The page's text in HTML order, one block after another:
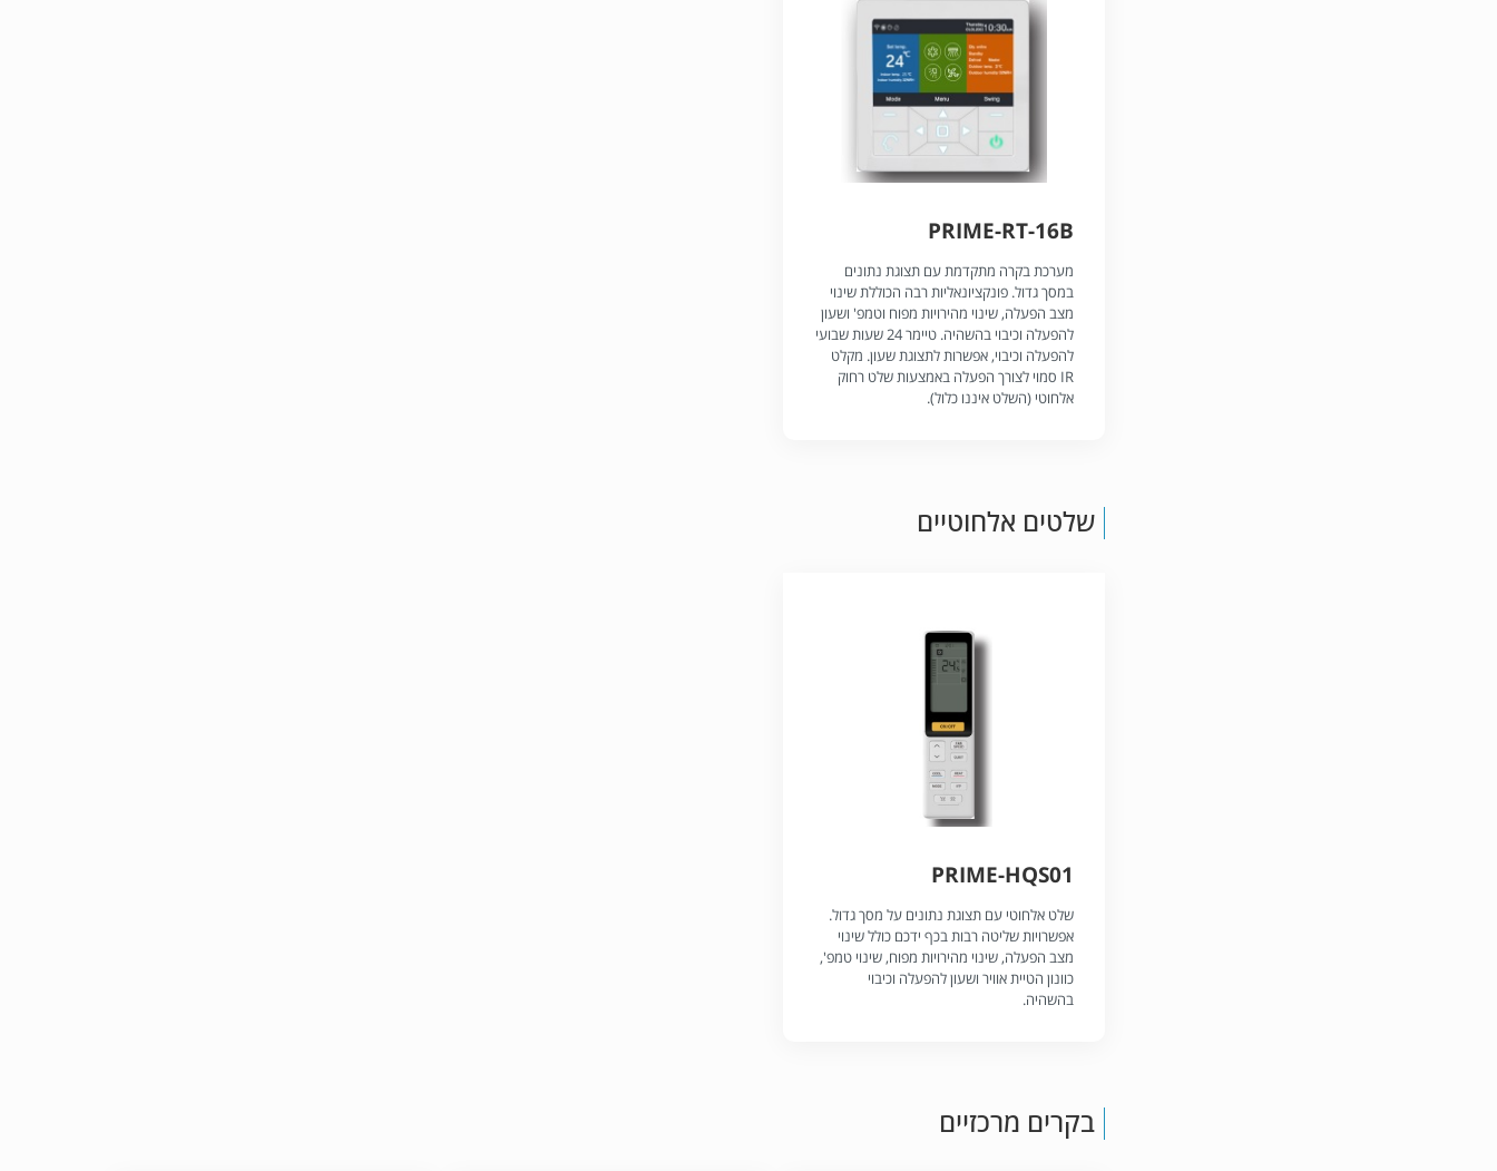
PRIME-RT-16B
מערכת בקרה מתקדמת עם תצוגת נתונים
במסך גדול. פונקציונאליות רבה הכוללת שינוי
מצב הפעלה, שינוי מהירויות מפוח וטמפ' ושעון
להפעלה וכיבוי בהשהיה. טיימר 24 שעות שבועי
להפעלה וכיבוי, אפשרות לתצוגת שעון. מקלט
IR סמוי לצורך הפעלה באמצעות שלט רחוק
אלחוטי (השלט איננו כלול).
שלטים אלחוטיים
PRIME-HQS01
שלט אלחוטי עם תצוגת נתונים על מסך גדול.
אפשרויות שליטה רבות בכף ידכם כולל שינוי
מצב הפעלה, שינוי מהירויות מפוח, שינוי טמפ',
כוונון הטיית אוויר ושעון להפעלה וכיבוי
בהשהיה.
בקרים מרכזיים